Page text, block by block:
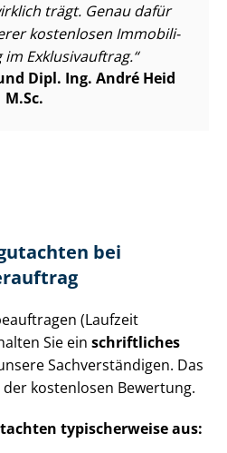
trägt. Genau dafür
kostenlosen Im­mo­bi­li­
Exklusivauftrag.
Dipl. Ing. André Heid
M.Sc.
bei
(Laufzeit
Sie ein schriftliches
Sach­ver­stän­di­gen. Das
kostenlosen Bewertung.
typischerweise aus: